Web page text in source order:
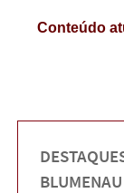
Conteúdo
BLUMENAU